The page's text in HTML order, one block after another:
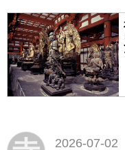
2026-07-02